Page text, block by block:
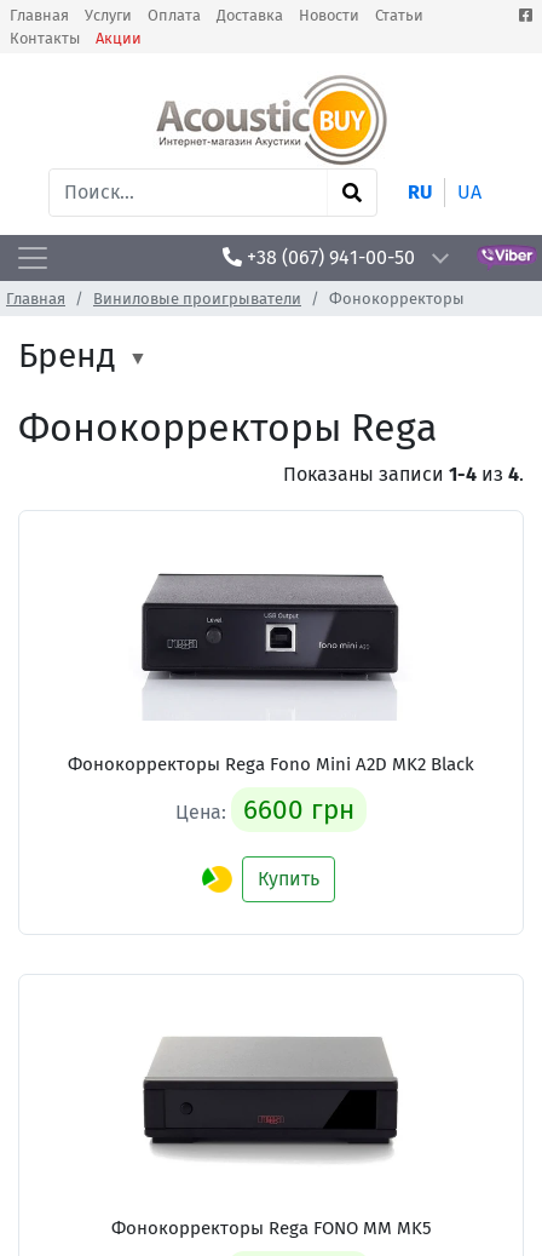
Главная Услуги Оплата Доставка Новости
Статьи
Контакты
Акции
RU UA
+38 (067) 941-00-50
Главная Виниловые проигрыватели Фонокорректоры
Бренд
Фонокорректоры Rega
Показаны записи 1-4 из 4.
Фонокорректоры Rega Fono Mini A2D MK2 Black
Цена: 6600 грн
Купить
Фонокорректоры Rega FONO MM MK5